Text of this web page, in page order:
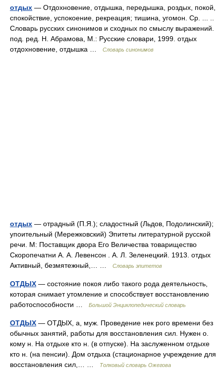
отдых — Отдохновение, отдышка, передышка, роздых, покой,
спокойствие, успокоение, рекреация; тишина, угомон. Ср. ... ..
Словарь русских синонимов и сходных по смыслу выражений.
под. ред. Н. Абрамова, М.: Русские словари, 1999. отдых
отдохновение, отдышка …
Словарь синонимов
отдых — отрадный (П.Я.); сладостный (Льдов, Подолинский);
упоительный (Мережковский) Эпитеты литературной русской
речи. М: Поставщик двора Его Величества товарищество
Скоропечатни А. А. Левенсон . А. Л. Зеленецкий. 1913. отдых
Активный, безмятежный,… …
Словарь эпитетов
ОТДЫХ — состояние покоя либо такого рода деятельность,
которая снимает утомление и способствует восстановлению
работоспособности …
Большой Энциклопедический словарь
ОТДЫХ — ОТДЫХ, а, муж. Проведение нек рого времени без
обычных занятий, работы для восстановления сил. Нужен о.
кому н. На отдыхе кто н. (в отпуске). На заслуженном отдыхе
кто н. (на пенсии). Дом отдыха (стационарное учреждение для
восстановления сил,… …
Толковый словарь Ожегова